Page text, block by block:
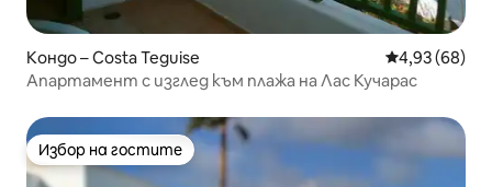
Кондо – Costa Teguise Средна
4,93 (68)
Апартамент с изглед към плажа на Лас Кучарас
Избор на гостите
Избор на гостите